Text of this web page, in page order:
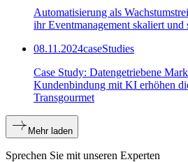
Automatisierung als
ihr Eventmanagement skaliert und
08.11.2024caseStudies
Case Study: Datengetriebene
Kundenbindung mit KI erhöhen
Transgourmet
Mehr laden
Sprechen Sie mit unseren Experten